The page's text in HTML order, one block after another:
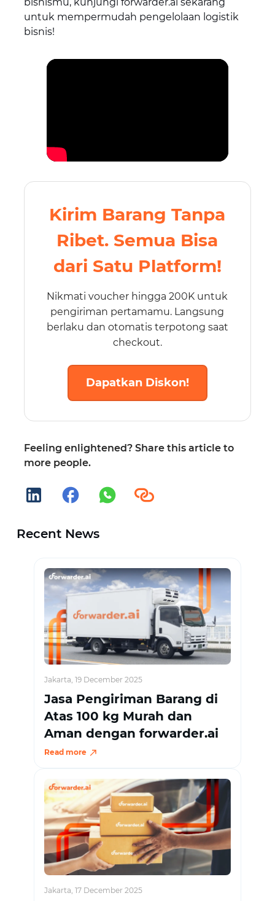
untuk mempermudah pengelolaan logistik
bisnis!
Kirim Barang Tanpa
Ribet. Semua Bisa
dari Satu Platform!
Nikmati voucher hingga 200K untuk
pengiriman pertamamu. Langsung
berlaku dan otomatis terpotong saat
checkout.
Dapatkan Diskon!
Feeling enlightened? Share this article to
more people.
Recent News
Jakarta, 19 December 2025
Jasa Pengiriman Barang di
Atas 100 kg Murah dan
Aman dengan forwarder.ai
Read more
Jakarta, 17 December 2025